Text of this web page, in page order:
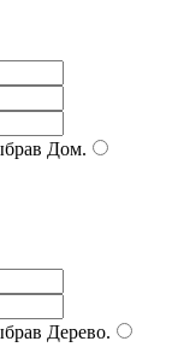
Дом.
Дерево.